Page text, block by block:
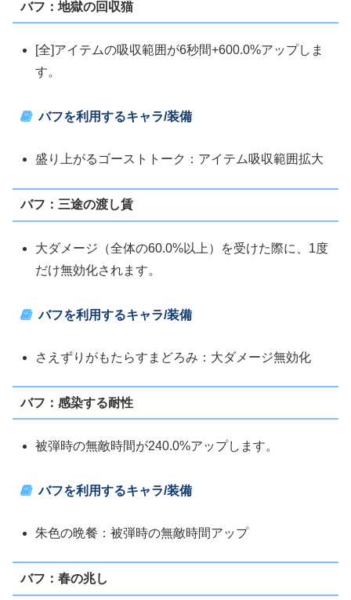
バフ：地獄の回収猫
[全]アイテムの吸収範囲が6秒間+600.0%アップしま
す。
バフを利用するキャラ/装備
盛り上がるゴーストトーク：アイテム吸収範囲拡大
バフ：三途の渡し賃
大ダメージ（全体の60.0%以上）を受けた際に、1度
だけ無効化されます。
バフを利用するキャラ/装備
さえずりがもたらすまどろみ：大ダメージ無効化
バフ：感染する耐性
被弾時の無敵時間が240.0%アップします。
バフを利用するキャラ/装備
朱色の晩餐：被弾時の無敵時間アップ
バフ：春の兆し